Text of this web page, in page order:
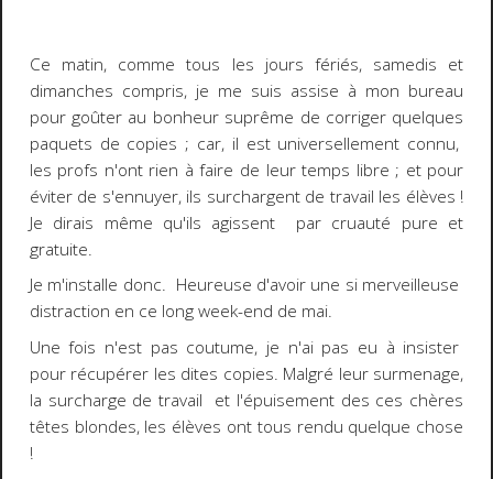
Ce matin, comme tous les jours fériés, samedis et
dimanches compris, je me suis assise à mon bureau
pour goûter au bonheur suprême de corriger quelques
paquets de copies ; car, il est universellement connu,
les profs n'ont rien à faire de leur temps libre ; et pour
éviter de s'ennuyer, ils surchargent de travail les élèves !
Je dirais même qu'ils agissent par cruauté pure et
gratuite.
Je m'installe donc. Heureuse d'avoir une si merveilleuse
distraction en ce long week-end de mai.
Une fois n'est pas coutume, je n'ai pas eu à insister
pour récupérer les dites copies. Malgré leur surmenage,
la surcharge de travail et l'épuisement des ces chères
têtes blondes, les élèves ont tous rendu quelque chose
!